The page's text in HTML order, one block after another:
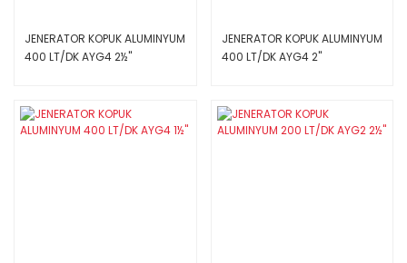
JENERATOR KOPUK ALUMINYUM
400 LT/DK AYG4 2½''
JENERATOR KOPUK ALUMINYUM
400 LT/DK AYG4 2''